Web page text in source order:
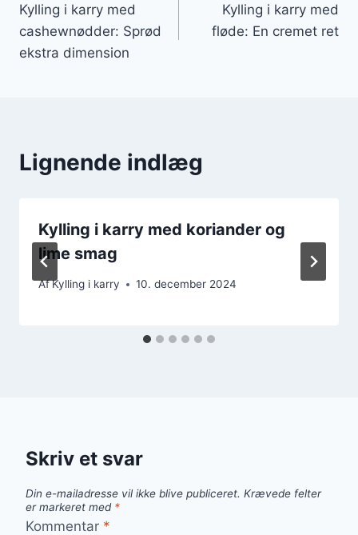
Kylling i karry med
cashewnødder: Sprød
ekstra dimension
Kylling i karry med
fløde: En cremet ret
Lignende indlæg
Kylling i karry med koriander og
lime smag
AfKylling i karry 10. december 2024
Skriv et svar
Din e-mailadresse vil ikke blive publiceret. Krævede felter
er markeret med *
Kommentar *